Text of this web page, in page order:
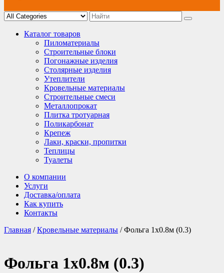
Каталог товаров
Пиломатериалы
Строительные блоки
Погонажные изделия
Столярные изделия
Утеплители
Кровельные материалы
Строительные смеси
Металлопрокат
Плитка тротуарная
Поликарбонат
Крепеж
Лаки, краски, пропитки
Теплицы
Туалеты
О компании
Услуги
Доставка/оплата
Как купить
Контакты
Главная /Кровельные материалы / Фольга 1х0.8м (0.3)
Фольга 1х0.8м (0.3)